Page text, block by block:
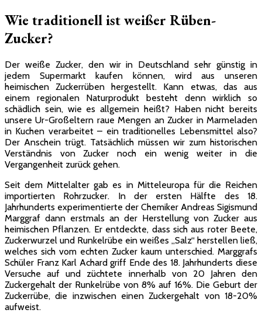
Wie traditionell ist weißer Rüben-
Zucker?
Der weiße Zucker, den wir in Deutschland sehr günstig in
jedem Supermarkt kaufen können, wird aus unseren
heimischen Zuckerrüben hergestellt. Kann etwas, das aus
einem regionalen Naturprodukt besteht denn wirklich so
schädlich sein, wie es allgemein heißt? Haben nicht bereits
unsere Ur-Großeltern raue Mengen an Zucker in Marmeladen
in Kuchen verarbeitet – ein traditionelles Lebensmittel also?
Der Anschein trügt. Tatsächlich müssen wir zum historischen
Verständnis von Zucker noch ein wenig weiter in die
Vergangenheit zurück gehen.
Seit dem Mittelalter gab es in Mitteleuropa für die Reichen
importierten Rohrzucker. In der ersten Hälfte des 18.
Jahrhunderts experimentierte der Chemiker Andreas Sigismund
Marggraf dann erstmals an der Herstellung von Zucker aus
heimischen Pflanzen. Er entdeckte, dass sich aus roter Beete,
Zuckerwurzel und Runkelrübe ein weißes „Salz“ herstellen ließ,
welches sich vom echten Zucker kaum unterschied. Marggrafs
Schüler Franz Karl Achard griff Ende des 18. Jahrhunderts diese
Versuche auf und züchtete innerhalb von 20 Jahren den
Zuckergehalt der Runkelrübe von 8% auf 16%. Die Geburt der
Zuckerrübe, die inzwischen einen Zuckergehalt von 18-20%
aufweist.